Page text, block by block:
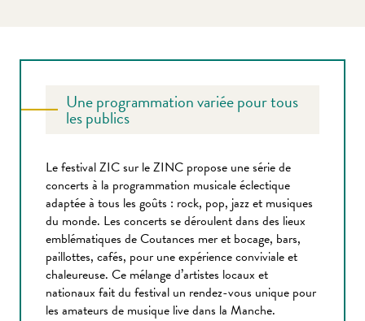
Une programmation variée pour tous
les publics
Le festival ZIC sur le ZINC propose une série de
concerts à la programmation musicale éclectique
adaptée à tous les goûts : rock, pop, jazz et musiques
du monde. Les concerts se déroulent dans des lieux
emblématiques de Coutances mer et bocage, bars,
paillottes, cafés, pour une expérience conviviale et
chaleureuse. Ce mélange d’artistes locaux et
nationaux fait du festival un rendez-vous unique pour
les amateurs de musique live dans la Manche.